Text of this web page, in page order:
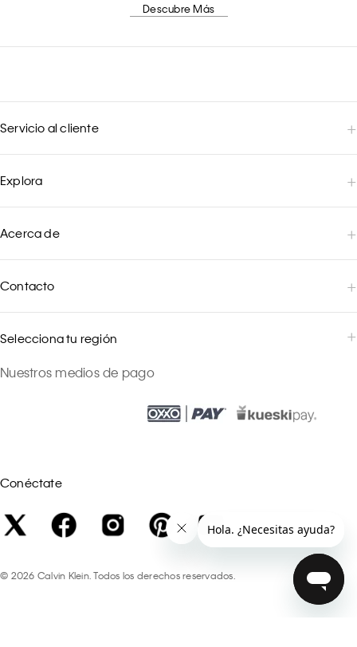
Descubre Más
Servicio al cliente
Explora
Acerca de
Contacto
Selecciona tu región
Nuestros medios de pago
Conéctate
© 2026 Calvin Klein. Todos los derechos reservados.